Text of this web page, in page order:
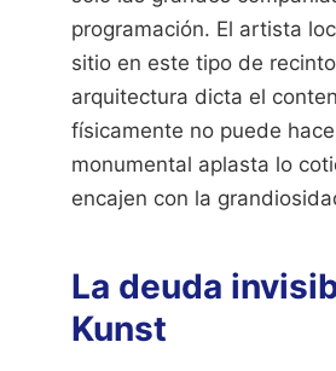
programación. El artista
sitio en este tipo de
arquitectura dicta el
físicamente no puede
monumental aplasta lo
encajen con la
La deuda
Kunst